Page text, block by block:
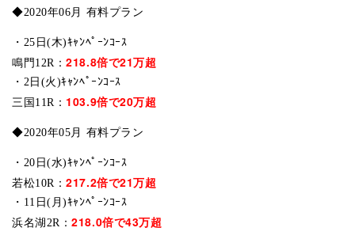
◆2020年06月 有料プラン
・25日(木)ｷｬﾝﾍﾟｰﾝｺｰｽ
鳴門12R：218.8倍で21万超
・2日(火)ｷｬﾝﾍﾟｰﾝｺｰｽ
三国11R： 103.9倍で20万超
◆2020年05月 有料プラン
・20日(水)ｷｬﾝﾍﾟｰﾝｺｰｽ
若松10R：217.2倍で21万超
・11日(月)ｷｬﾝﾍﾟｰﾝｺｰｽ
浜名湖2R：218.0倍で43万超